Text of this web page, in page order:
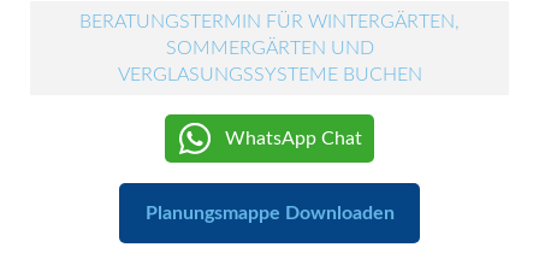
BERATUNGSTERMIN FÜR WINTERGÄRTEN,
SOMMERGÄRTEN UND
VERGLASUNGSSYSTEME BUCHEN
WhatsApp Chat
Planungsmappe Downloaden